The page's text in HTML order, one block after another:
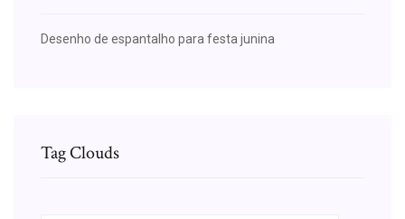
Desenho de espantalho para festa junina
Tag Clouds